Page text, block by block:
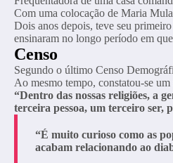
Com uma colocação de Maria
Dois anos depois, teve seu
ensinaram no longo período em
Censo
Segundo o último Censo
Ao mesmo tempo, constatou-se
“Dentro das nossas religiões, a
terceira pessoa, um terceiro ser,
“É muito curioso como as
acabam relacionando ao